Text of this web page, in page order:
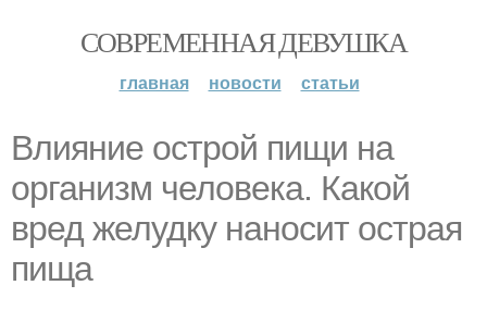
СОВРЕМЕННАЯ ДЕВУШКА
главная новости статьи
Влияние острой пищи на
организм человека. Какой
вред желудку наносит острая
пища